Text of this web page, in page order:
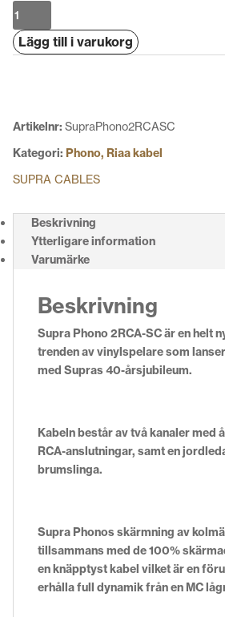
Supra
Phono
2RCA-
Lägg till i varukorg
Artikelnr: SupraPhono2RCASC
Kategori: Phono, Riaa kabel
SUPRA CABLES
Beskrivning
Ytterligare information
Varumärke
Beskrivning
Supra Phono 2RCA-SC är en helt
trenden av vinylspelare som
med Supras 40-årsjubileum.
Kabeln består av två kanaler med
RCA-anslutningar, samt en
brumslinga.
Supra Phonos skärmning av
tillsammans med de 100%
en knäpptyst kabel vilket är en
erhålla full dynamik från en MC